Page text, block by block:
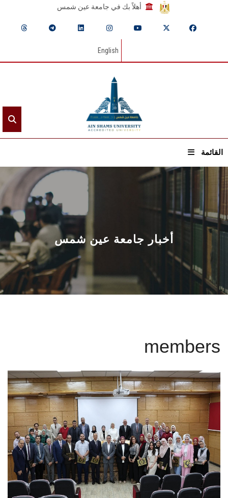
أهلاً بك في جامعة عين شمس
English
القائمة
الرئيسيـة
عن الجامعة
القطاعـات
الشئون الأكاديمية
البحث العلمي
الأنظمة الذكية
الإعلام
تواصل معنا
الطلاب
هيئة التدريس
أخبار جامعة عين شمس
members